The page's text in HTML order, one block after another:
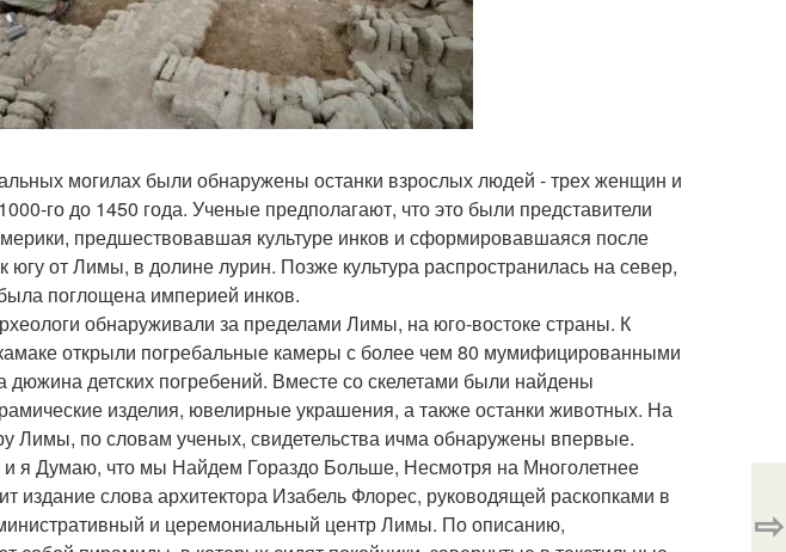
могилах были обнаружены останки взрослых людей - трех женщин и
го до 1450 года. Ученые предполагают, что это были представители
предшествовавшая культуре инков и сформировавшаяся после
от Лимы, в долине лурин. Позже культура распространилась на север,
поглощена империей инков.
обнаруживали за пределами Лимы, на юго-востоке страны. К
открыли погребальные камеры с более чем 80 мумифицированными
дюжина детских погребений. Вместе со скелетами были найдены
изделия, ювелирные украшения, а также останки животных. На
Лимы, по словам ученых, свидетельства ичма обнаружены впервые.
я Думаю, что мы Найдем Гораздо Больше, Несмотря на Многолетнее
издание слова архитектора Изабель Флорес, руководящей раскопками в
и церемониальный центр Лимы. По описанию,
⇨